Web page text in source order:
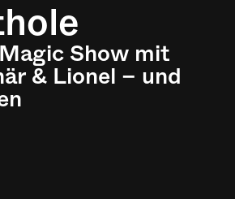
Show mit
& Lionel – und